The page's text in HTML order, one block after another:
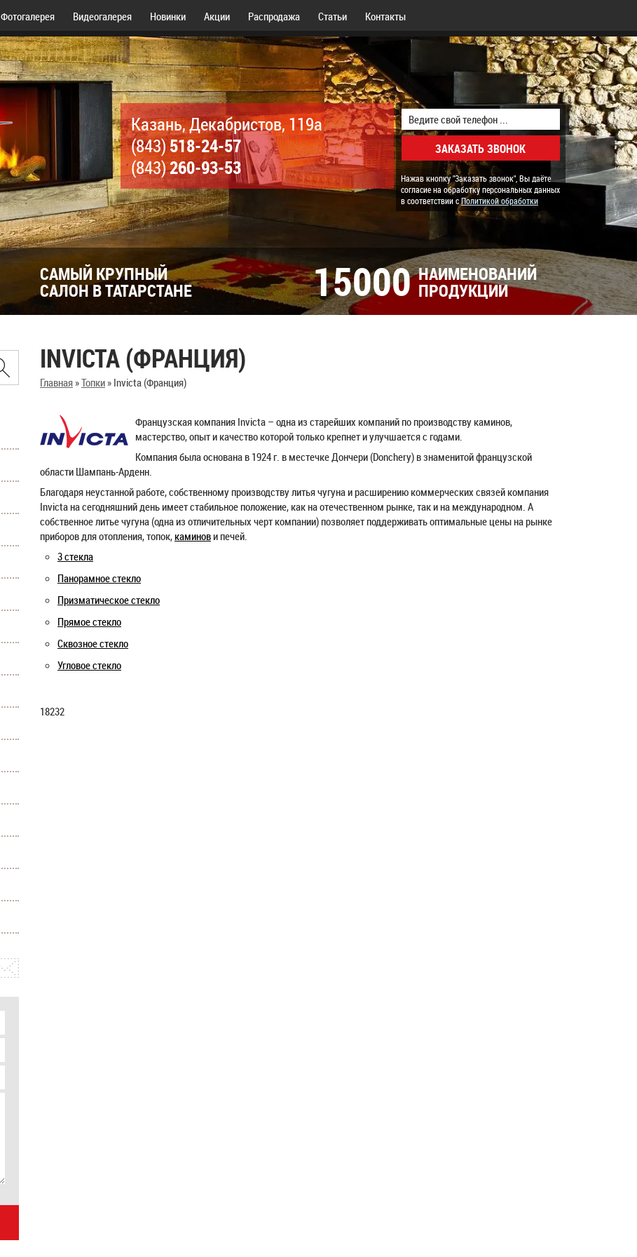
Фотогалерея Видеогалерея Новинки Акции Распродажа Статьи Контакты
Казань, Декабристов, 119а
(843)518-24-57
(843)260-93-53
Нажав кнопку "Заказать звонок", Вы даёте
согласие на обработку персональных данных
в соответствии сПолитикой обработки
САМЫЙ КРУПНЫЙ
САЛОН В ТАТАРСТАНЕ 15000 НАИМЕНОВАНИЙ
ПРОДУКЦИИ
INVICTA (ФРАНЦИЯ)
Главная»Топки» Invicta (Франция)
Французская компания Invicta – одна из старейших компаний по производству каминов,
мастерство, опыт и качество которой только крепнет и улучшается с годами.
Компания была основана в 1924 г. в местечке Дончери (Donchery) в знаменитой французской
области Шампань-Арденн.
Благодаря неустанной работе, собственному производству литья чугуна и расширению коммерческих связей компания
Invicta на сегодняшний день имеет стабильное положение, как на отечественном рынке, так и на международном. А
собственное литье чугуна (одна из отличительных черт компании) позволяет поддерживать оптимальные цены на рынке
приборов для отопления, топок, каминови печей.
3 стекла
Панорамное стекло
Призматическое стекло
Прямое стекло
Сквозное стекло
Угловое стекло
18232